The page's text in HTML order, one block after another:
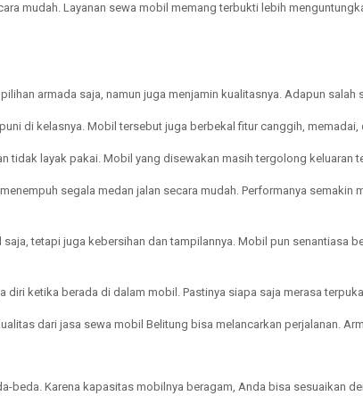
mudah. Layanan sewa mobil memang terbukti lebih
armada saja, namun juga menjamin kualitasnya. Adapun
di kelasnya. Mobil tersebut juga berbekal fitur canggih,
tidak layak pakai. Mobil yang disewakan masih tergolong keluaran
segala medan jalan secara mudah. Performanya
tetapi juga kebersihan dan tampilannya. Mobil pun senantiasa
diri ketika berada di dalam mobil. Pastinya siapa saja merasa
dari jasa sewa mobil Belitung bisa melancarkan perjalanan.
beda. Karena kapasitas mobilnya beragam, Anda bisa sesuaikan